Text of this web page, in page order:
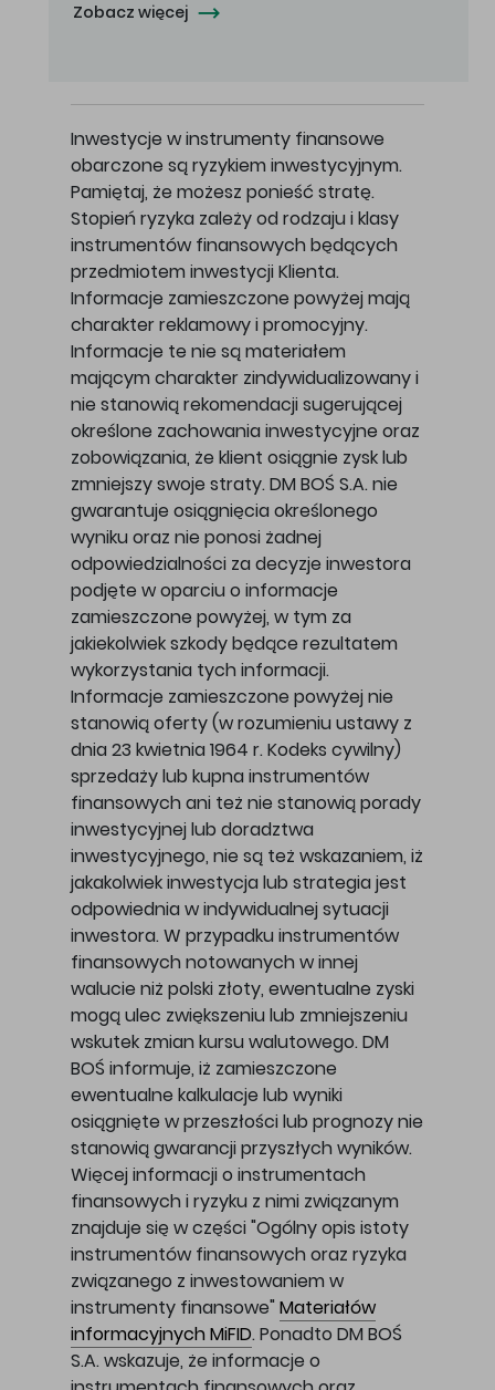
Zobacz więcej
Inwestycje w instrumenty finansowe
obarczone są ryzykiem inwestycyjnym.
Pamiętaj, że możesz ponieść stratę.
Stopień ryzyka zależy od rodzaju i klasy
instrumentów finansowych będących
przedmiotem inwestycji Klienta.
Informacje zamieszczone powyżej mają
charakter reklamowy i promocyjny.
Informacje te nie są materiałem
mającym charakter zindywidualizowany i
nie stanowią rekomendacji sugerującej
określone zachowania inwestycyjne oraz
zobowiązania, że klient osiągnie zysk lub
zmniejszy swoje straty. DM BOŚ S.A. nie
gwarantuje osiągnięcia określonego
wyniku oraz nie ponosi żadnej
odpowiedzialności za decyzje inwestora
podjęte w oparciu o informacje
zamieszczone powyżej, w tym za
jakiekolwiek szkody będące rezultatem
wykorzystania tych informacji.
Informacje zamieszczone powyżej nie
stanowią oferty (w rozumieniu ustawy z
dnia 23 kwietnia 1964 r. Kodeks cywilny)
sprzedaży lub kupna instrumentów
finansowych ani też nie stanowią porady
inwestycyjnej lub doradztwa
inwestycyjnego, nie są też wskazaniem, iż
jakakolwiek inwestycja lub strategia jest
odpowiednia w indywidualnej sytuacji
inwestora. W przypadku instrumentów
finansowych notowanych w innej
walucie niż polski złoty, ewentualne zyski
mogą ulec zwiększeniu lub zmniejszeniu
wskutek zmian kursu walutowego. DM
BOŚ informuje, iż zamieszczone
ewentualne kalkulacje lub wyniki
osiągnięte w przeszłości lub prognozy nie
stanowią gwarancji przyszłych wyników.
Więcej informacji o instrumentach
finansowych i ryzyku z nimi związanym
znajduje się w części "Ogólny opis istoty
instrumentów finansowych oraz ryzyka
związanego z inwestowaniem w
instrumenty finansowe" Materiałów
informacyjnych MiFID. Ponadto DM BOŚ
S.A. wskazuje, że informacje o